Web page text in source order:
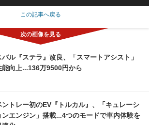
この記事へ戻る
バル『ステラ』改良、「スマートアシスト」
能向上...136万9500円から
ントレー初のEV『トルカル』、「キュレーシ
ンエンジン」搭載...4つのモードで車内体験を